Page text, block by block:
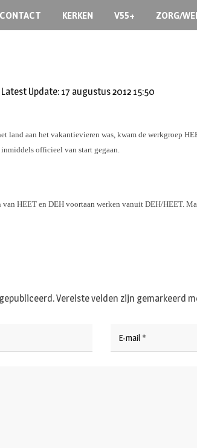
CONTACT KERKEN V55+ ZORG/
Latest Update: 17 augustus 2012 15:50
land aan het vakantievieren was, kwam de werkgroep
officieel van start gegaan.
HEET en DEH voortaan werken vanuit DEH/HEET.
Vereiste velden zijn gemarkeerd